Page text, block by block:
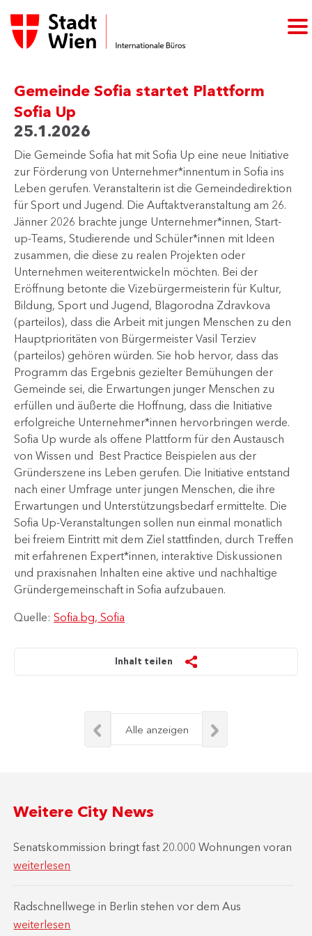
Gemeinde Sofia startet Plattform
Sofia Up
25.1.2026
Die Gemeinde Sofia hat mit Sofia Up eine neue Initiative
zur Förderung von Unternehmer*innentum in Sofia ins
Leben gerufen. Veranstalterin ist die Gemeindedirektion
für Sport und Jugend. Die Auftaktveranstaltung am 26.
Jänner 2026 brachte junge Unternehmer*innen, Start-
up-Teams, Studierende und Schüler*innen mit Ideen
zusammen, die diese zu realen Projekten oder
Unternehmen weiterentwickeln möchten. Bei der
Eröffnung betonte die Vizebürgermeisterin für Kultur,
Bildung, Sport und Jugend, Blagorodna Zdravkova
(parteilos), dass die Arbeit mit jungen Menschen zu den
Hauptprioritäten von Bürgermeister Vasil Terziev
(parteilos) gehören würden. Sie hob hervor, dass das
Programm das Ergebnis gezielter Bemühungen der
Gemeinde sei, die Erwartungen junger Menschen zu
erfüllen und äußerte die Hoffnung, dass die Initiative
erfolgreiche Unternehmer*innen hervorbringen werde.
Sofia Up wurde als offene Plattform für den Austausch
von Wissen und Best Practice Beispielen aus der
Gründerszene ins Leben gerufen. Die Initiative entstand
nach einer Umfrage unter jungen Menschen, die ihre
Erwartungen und Unterstützungsbedarf ermittelte. Die
Sofia Up-Veranstaltungen sollen nun einmal monatlich
bei freiem Eintritt mit dem Ziel stattfinden, durch Treffen
mit erfahrenen Expert*innen, interaktive Diskussionen
und praxisnahen Inhalten eine aktive und nachhaltige
Gründergemeinschaft in Sofia aufzubauen.
Quelle: Sofia.bg, Sofia
Inhalt teilen
Alle anzeigen
Weitere City News
Senatskommission bringt fast 20.000 Wohnungen voran
weiterlesen
Radschnellwege in Berlin stehen vor dem Aus
weiterlesen